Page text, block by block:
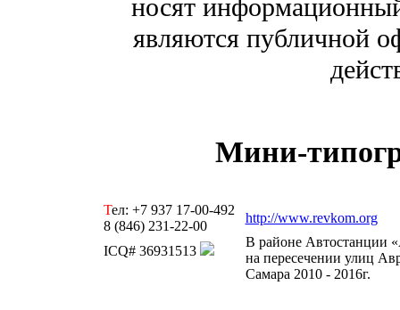
носят
являются публичной
Мини-
Тел: +7 937 17-00-492
8 (846) 231-22-00
http://www.revkom.org
ICQ# 36931513
В районе Автостанции
на пересечении улиц
Самара 2010 - 2016г.